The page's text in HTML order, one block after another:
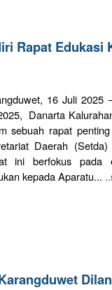
Rapat Edukasi
16 Juli
Danarta
sebuah rapat
Daerah
ini berfokus pada
kepada Aparatu...